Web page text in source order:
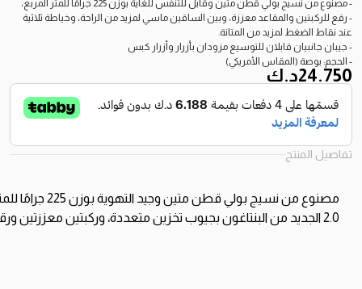
- مصنوع من نسيج بولي قطن متين وقابل للتنفس للغاية بوزن 225 جرامًا للمتر المربع،
- رقع للركبتين والمقاعد معززة، وبين الساقين ماسي لمزيد من الراحة، وخياطة ثلاثية
عند نقاط الضغط لمزيد من المتانة.
- جيبان جانبيان قابلان للتوسيع مزودان بأزرار وأزرار كبس
- الحجم: بوصة (المقاس الأمريكي)
24.750د.ك
تفاصيل المنتج
مصنوع مننسيج بولي قطن متين وجيد التهوية بوزن جرامًا
2.0الجديد منالبنتاغون بجيوب تخزين متعددة، وركبتين معززتين